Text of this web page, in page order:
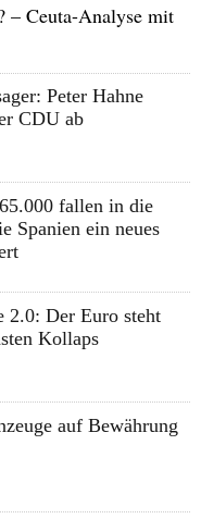
– Ceuta-Analyse mit
Peter Hahne
CDU ab
fallen in die
Spanien ein neues
2.0: Der Euro steht
Kollaps
auf Bewährung